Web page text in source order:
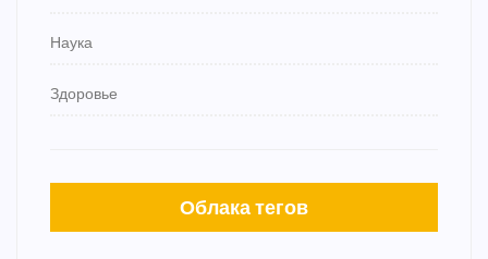
Наука
Здоровье
Облака тегов